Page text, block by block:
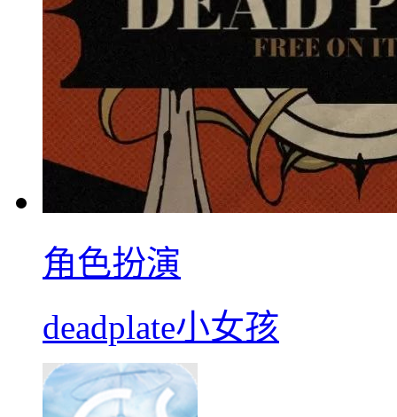
角色扮演
deadplate小女孩